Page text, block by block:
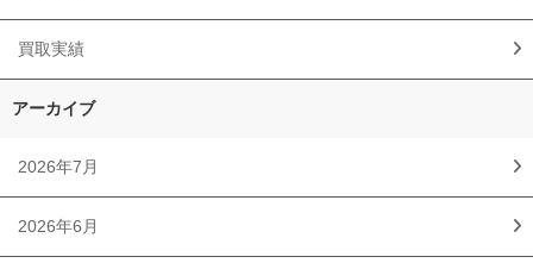
買取実績
アーカイブ
2026年7月
2026年6月